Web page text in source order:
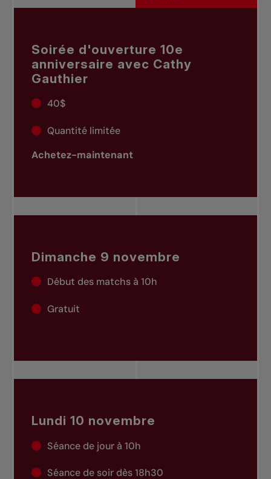
Soirée d'ouverture 10e
anniversaire avec Cathy
Gauthier
40$
Quantité limitée
Achetez-maintenant
Dimanche 9 novembre
Début des matchs à 10h
Gratuit
Lundi 10 novembre
Séance de jour à 10h
Séance de soir dès 18h30